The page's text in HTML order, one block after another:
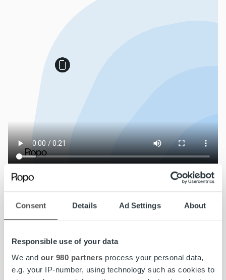
Consent Details Ad Settings About
Responsible use of your data
We and our 980 partners process your personal data,
e.g. your IP-number, using technology such as cookies to
Ropo
on pohjoismainen markkinajohtaja ja
edelläkävijä laskutusteknologiassa. Palvelun
alusta ja ainutlaatuinen palvelu, johon luottaa yli
10 000 yritystä Suomessa, Ruotsissa, Norjassa ja
Juttu on julkaistu myösTalouselämän Menestyksen Tekijät -